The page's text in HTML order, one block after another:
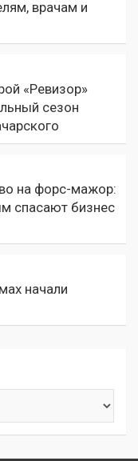
врачам и
«Ревизор»
сезон
на форс-мажор:
спасают бизнес
начали